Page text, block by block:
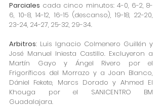
Parciales cada cinco minutos: 4-0, 6-2, 8-
6, 10-8, 14-12, 16-15 (descanso), 19-18, 22-20,
23-24, 24-27, 25-32, 29-34.
Arbitros: Luis Ignacio Colmenero Guillén y
José Manuel Iniesta Castillo. Excluyeron a
Martín Gayo y Ángel Rivero por el
Frigoríficos del Morrazo y a Joan Blanco,
Dániel Fekete, Marcs Dorado y Ahmed El
Khouga por el SANICENTRO BM
Guadalajara.